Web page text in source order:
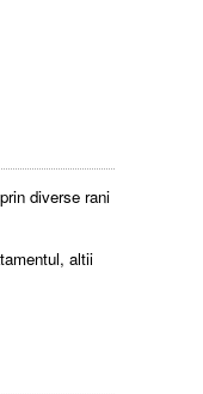
diverse rani
altii